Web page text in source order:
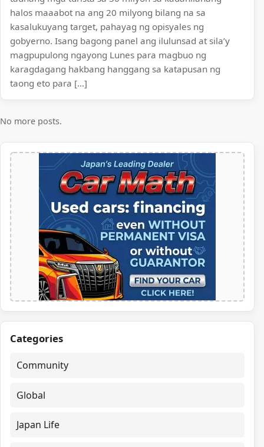
halos maaabot na ang 20 milyong bilang na sa
kasalukuyang target, pahayag ng opisyales ng
gobyerno. Isang bagong panel ang ilulunsad at sila’y
magpupulong ngayong Lunes para magbuo ng
karagdagang hakbang hanggang sa katapusan ng
taong eto para […]
No more posts.
Categories
Community
Global
Japan Life